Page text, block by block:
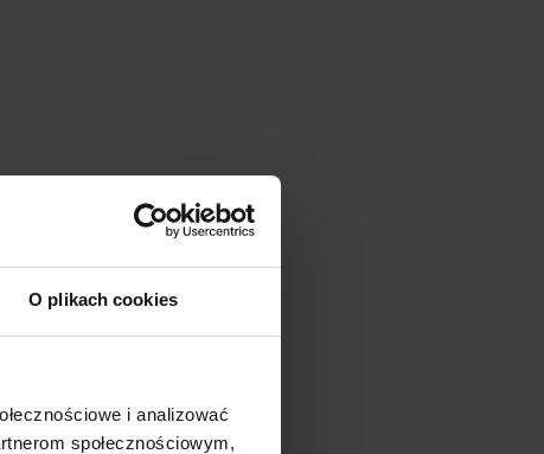
O plikach cookies
i analizować
społecznościowym,